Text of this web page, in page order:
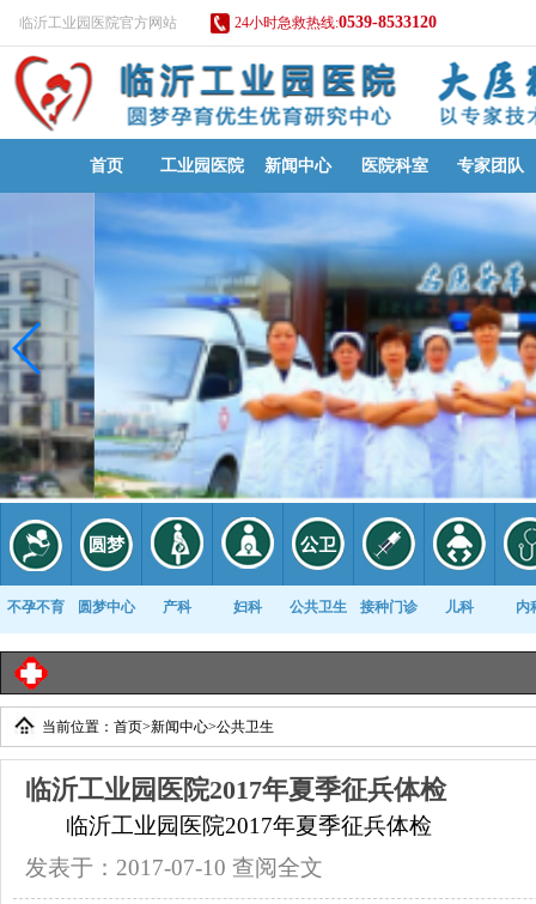
临沂工业园医院官方网站 24小时急救热线:0539-8533120
首页 工业园医院 新闻中心 医院科室 专家团队
不孕不育 圆梦中心 产科 妇科 公共卫生 接种门诊 儿科 内
康复科
当前位置： 首页>新闻中心>公共卫生
临沂工业园医院2017年夏季征兵体检
临沂工业园医院2017年夏季征兵体检
发表于：2017-07-10 查阅全文